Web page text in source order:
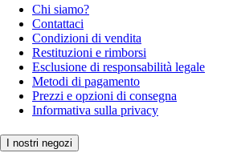
Chi siamo?
Contattaci
Condizioni di vendita
Restituzioni e rimborsi
Esclusione di responsabilità legale
Metodi di pagamento
Prezzi e opzioni di consegna
Informativa sulla privacy
I nostri negozi